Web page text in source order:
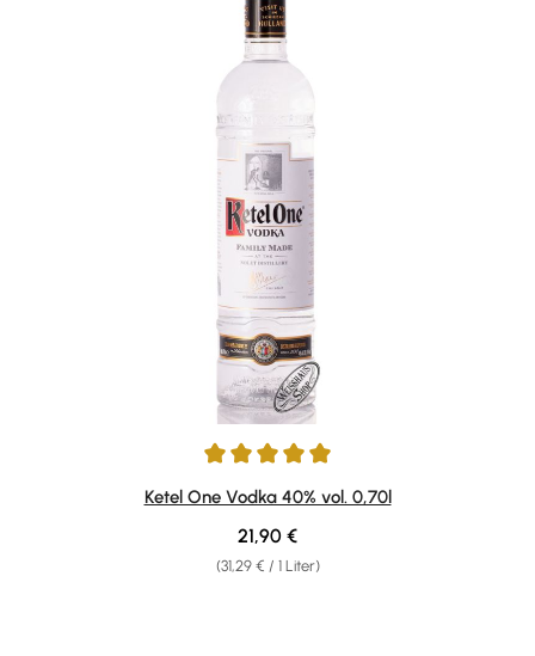
Durchschnittliche Bewertung von 5 von 5 Sternen
Ketel One Vodka 40% vol. 0,70l
(31,29 € / 1 Liter)
Regulärer Preis:
21,90 €